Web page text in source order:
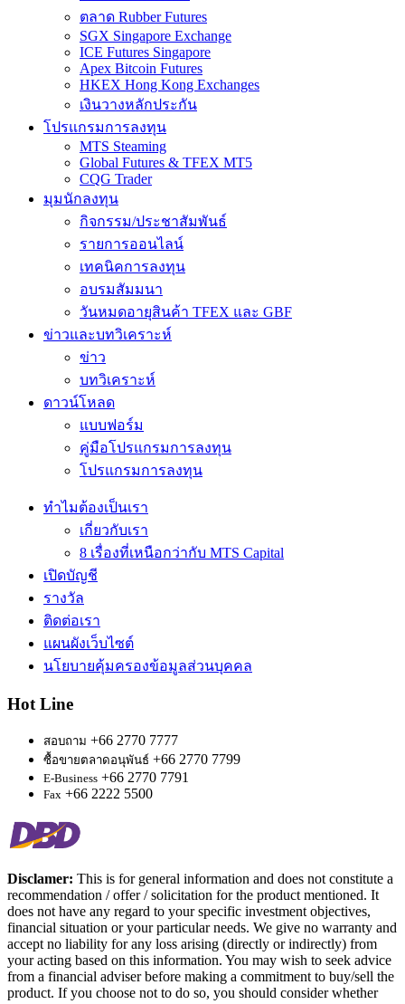
ตลาด Rubber Futures
SGX Singapore Exchange
ICE Futures Singapore
Apex Bitcoin Futures
HKEX Hong Kong Exchanges
เงินวางหลักประกัน
โปรแกรมการลงทุน
MTS Steaming
Global Futures & TFEX MT5
CQG Trader
มุมนักลงทุน
กิจกรรม/ประชาสัมพันธ์
รายการออนไลน์
เทคนิคการลงทุน
อบรมสัมมนา
วันหมดอายุสินค้า TFEX และ GBF
ข่าวและบทวิเคราะห์
ข่าว
บทวิเคราะห์
ดาวน์โหลด
แบบฟอร์ม
คู่มือโปรแกรมการลงทุน
โปรแกรมการลงทุน
ทำไมต้องเป็นเรา
เกี่ยวกับเรา
8 เรื่องที่เหนือกว่ากับ MTS Capital
เปิดบัญชี
รางวัล
ติดต่อเรา
แผนผังเว็บไซต์
นโยบายคุ้มครองข้อมูลส่วนบุคคล
Hot Line
สอบถาม +66 2770 7777
ซื้อขายตลาดอนุพันธ์ +66 2770 7799
E-Business +66 2770 7791
Fax +66 2222 5500
Disclamer: This is for general information and does not constitute a
recommendation / offer / solicitation for the product mentioned. It
does not have any regard to your specific investment objectives,
financial situation or your particular needs. We give no warranty and
accept no liability for any loss arising (directly or indirectly) from
your acting based on this information. You may wish to seek advice
from a financial adviser before making a commitment to buy/sell the
product. If you choose not to do so, you should consider whether